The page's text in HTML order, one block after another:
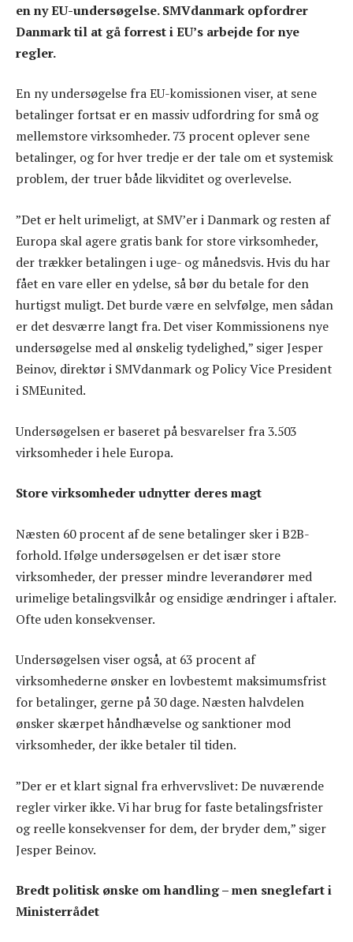
en ny EU-undersøgelse. SMVdanmark opfordrer
Danmark til at gå forrest i EU’s arbejde for nye
regler.
En ny undersøgelse fra EU-komissionen viser, at sene
betalinger fortsat er en massiv udfordring for små og
mellemstore virksomheder. 73 procent oplever sene
betalinger, og for hver tredje er der tale om et systemisk
problem, der truer både likviditet og overlevelse.
”Det er helt urimeligt, at SMV’er i Danmark og resten af
Europa skal agere gratis bank for store virksomheder,
der trækker betalingen i uge- og månedsvis. Hvis du har
fået en vare eller en ydelse, så bør du betale for den
hurtigst muligt. Det burde være en selvfølge, men sådan
er det desværre langt fra. Det viser Kommissionens nye
undersøgelse med al ønskelig tydelighed,” siger Jesper
Beinov, direktør i SMVdanmark og Policy Vice President
i SMEunited.
Undersøgelsen er baseret på besvarelser fra 3.503
virksomheder i hele Europa.
Store virksomheder udnytter deres magt
Næsten 60 procent af de sene betalinger sker i B2B-
forhold. Ifølge undersøgelsen er det især store
virksomheder, der presser mindre leverandører med
urimelige betalingsvilkår og ensidige ændringer i aftaler.
Ofte uden konsekvenser.
Undersøgelsen viser også, at 63 procent af
virksomhederne ønsker en lovbestemt maksimumsfrist
for betalinger, gerne på 30 dage. Næsten halvdelen
ønsker skærpet håndhævelse og sanktioner mod
virksomheder, der ikke betaler til tiden.
”Der er et klart signal fra erhvervslivet: De nuværende
regler virker ikke. Vi har brug for faste betalingsfrister
og reelle konsekvenser for dem, der bryder dem,” siger
Jesper Beinov.
Bredt politisk ønske om handling – men sneglefart i
Ministerrådet